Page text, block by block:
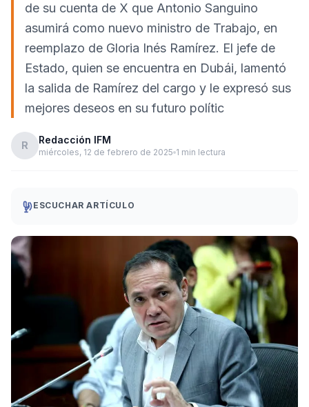
de su cuenta de X que Antonio Sanguino
asumirá como nuevo ministro de Trabajo, en
reemplazo de Gloria Inés Ramírez. El jefe de
Estado, quien se encuentra en Dubái, lamentó
la salida de Ramírez del cargo y le expresó sus
mejores deseos en su futuro polític
R Redacción IFM
miércoles, 12 de febrero de 2025 1 min lectura
ESCUCHAR ARTÍCULO